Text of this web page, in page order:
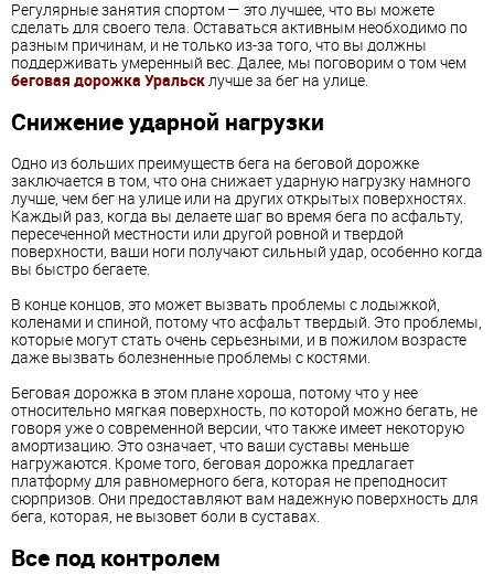
Регулярные занятия спортом — это лучшее, что вы можете
сделать для своего тела. Оставаться активным необходимо по
разным причинам, и не только из-за того, что вы должны
поддерживать умеренный вес. Далее, мы поговорим о том чем
беговая дорожка Уральсклучше за бег на улице.
Снижение ударной нагрузки
Одно из больших преимуществ бега на беговой дорожке
заключается в том, что она снижает ударную нагрузку намного
лучше, чем бег на улице или на других открытых поверхностях.
Каждый раз, когда вы делаете шаг во время бега по асфальту,
пересеченной местности или другой ровной и твердой
поверхности, ваши ноги получают сильный удар, особенно когда
вы быстро бегаете.
В конце концов, это может вызвать проблемы с лодыжкой,
коленами и спиной, потому что асфальт твердый. Это проблемы,
которые могут стать очень серьезными, и в пожилом возрасте
даже вызвать болезненные проблемы с костями.
Беговая дорожка в этом плане хороша, потому что у нее
относительно мягкая поверхность, по которой можно бегать, не
говоря уже о современной версии, что также имеет некоторую
амортизацию. Это означает, что ваши суставы меньше
нагружаются. Кроме того, беговая дорожка предлагает
платформу для равномерного бега, которая не преподносит
сюрпризов. Они предоставляют вам надежную поверхность для
бега, которая, не вызовет боли в суставах.
Все под контролем